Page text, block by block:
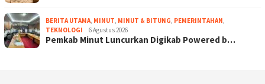
BERITA UTAMA MINUT MINUT & BITUNG PEMERINTAHAN
TEKNOLOGI
6 Agustus 2026
Pemkab Minut Luncurkan Digikab Powered b…